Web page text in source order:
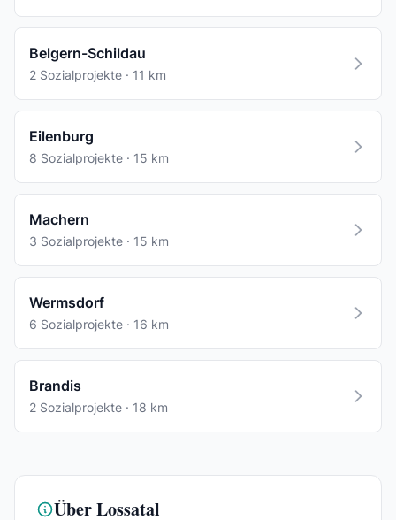
Belgern-Schildau
2 Sozialprojekte · 11 km
Eilenburg
8 Sozialprojekte · 15 km
Machern
3 Sozialprojekte · 15 km
Wermsdorf
6 Sozialprojekte · 16 km
Brandis
2 Sozialprojekte · 18 km
Über Lossatal